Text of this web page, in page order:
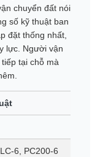
chuyển đất nói
số kỹ thuật ban
đặt thống nhất,
lực. Người vận
tại chỗ mà
6, PC200-6